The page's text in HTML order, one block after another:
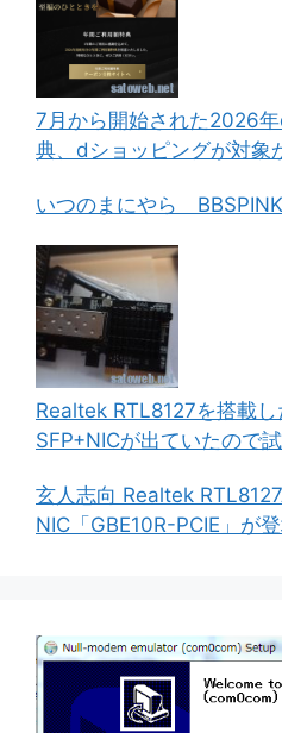
7月から開始された2026
典、dショッピングが対象
いつのまにやら BBSPINK
Realtek RTL8127を搭載し
SFP+NICが出ていたので試
玄人志向 Realtek
NIC「GBE10R-PCIE」が